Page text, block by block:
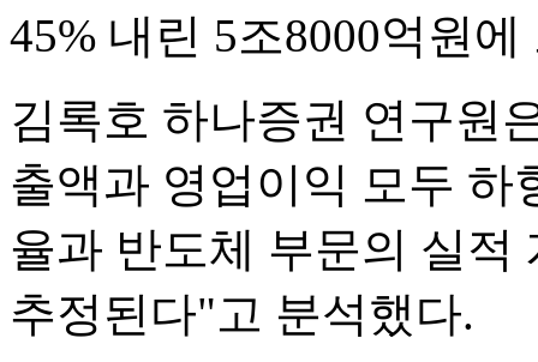
45% 내린 5조8000억원
김록호 하나증권 연구원
출액과 영업이익 모두
율과 반도체 부문의 실적
추정된다"고 분석했다.